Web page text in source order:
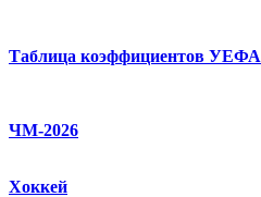
Таблица коэффициентов УЕФА
ЧМ-2026
Хоккей